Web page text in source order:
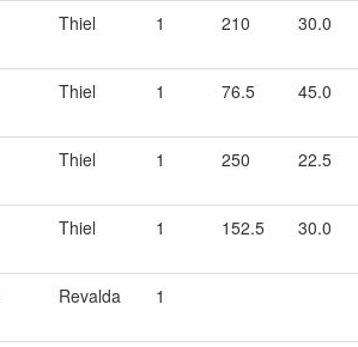
Thiel 1 210 30.0
Thiel 1 76.5 45.0
Thiel 1 250 22.5
Thiel 1 152.5 30.0
Revalda 1